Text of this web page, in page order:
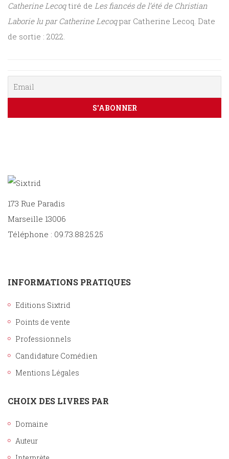
Sciences
humaines
PARAÎTRE
Catherine Lecoqtiré de Les fiancés de l’été de Christian
Laborie lu par Catherine Lecoqpar Catherine Lecoq. Date
de sortie : 2022.
173 Rue Paradis
Marseille 13006
Téléphone : 09.73.88.25.25
INFORMATIONS PRATIQUES
Editions Sixtrid
Points de vente
Professionnels
Candidature Comédien
Mentions Légales
CHOIX DES LIVRES PAR
Domaine
Auteur